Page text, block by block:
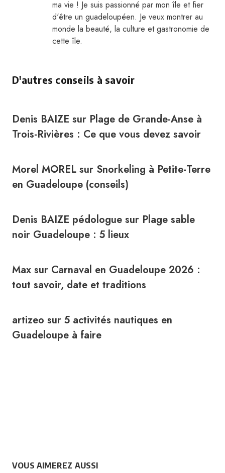
ma vie ! Je suis passionné par mon île et fier
d'être un guadeloupéen. Je veux montrer au
monde la beauté, la culture et gastronomie de
cette île.
D'autres conseils à savoir
Denis BAIZE sur Plage de Grande-Anse à
Trois-Rivières : Ce que vous devez savoir
Morel MOREL sur Snorkeling à Petite-Terre
en Guadeloupe (conseils)
Denis BAIZE pédologue sur Plage sable
noir Guadeloupe : 5 lieux
Max sur Carnaval en Guadeloupe 2026 :
tout savoir, date et traditions
artizeo sur 5 activités nautiques en
Guadeloupe à faire
VOUS AIMEREZ AUSSI